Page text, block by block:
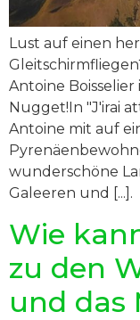
Lust auf einen
Antoine
Nugget!In "J'irai
Antoine mit auf
wunderschöne
Galeeren und [...].
Wie
zu den
und das